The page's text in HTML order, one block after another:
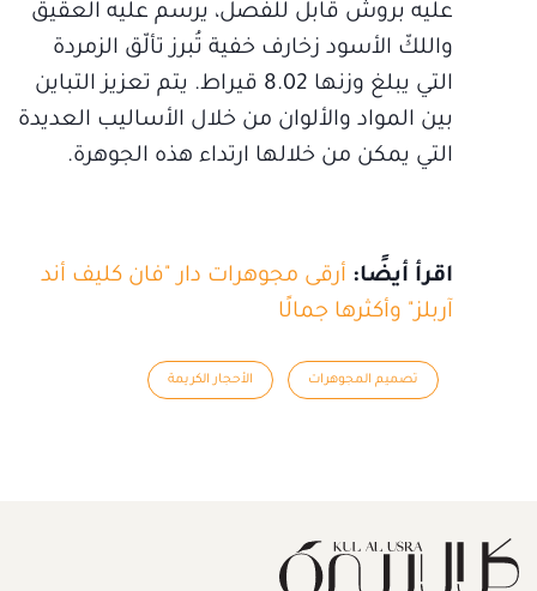
عليه بروش قابل للفصل، يرسم عليه العقيق
واللكّ الأسود زخارف خفية تُبرز تألّق الزمردة
التي يبلغ وزنها 8.02 قيراط. يتم تعزيز التباين
بين المواد والألوان من خلال الأساليب العديدة
التي يمكن من خلالها ارتداء هذه الجوهرة.
اقرأ أيضًا: أرقى مجوهرات دار "فان كليف أند
آربلز" وأكثرها جمالًا
تصميم المجوهرات الأحجار الكريمة